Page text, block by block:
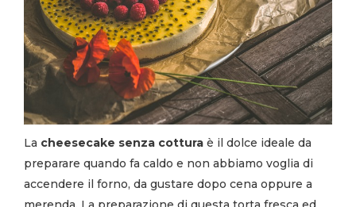
La cheesecake senza cottura è il dolce ideale da
preparare quando fa caldo e non abbiamo voglia di
accendere il forno, da gustare dopo cena oppure a